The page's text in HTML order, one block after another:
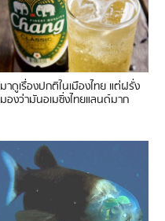
มาดูเรื่องปกติในเมืองไทย แต่ฝรั่ง
มองว่ามันอเมซิ่งไทยแลนด์มาก